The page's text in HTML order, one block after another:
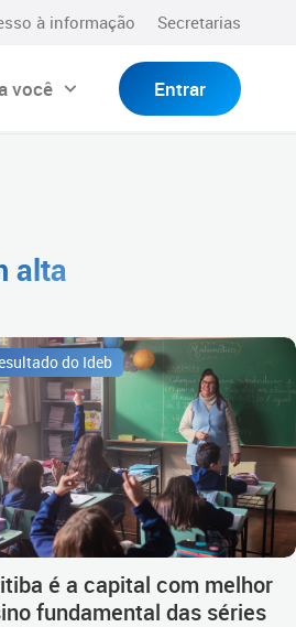
à informação Secretarias
você Entrar
alta
do Ideb
é a capital com melhor
fundamental das séries